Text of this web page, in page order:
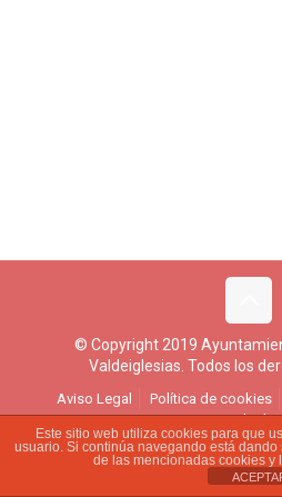
© Copyright 2019
Valdeiglesias. Todos los
Aviso Legal Política de cookies
Ejercicio de
Este sitio web utiliza cookies para que
usuario. Si continúa navegando está
de las mencionadas cookies y